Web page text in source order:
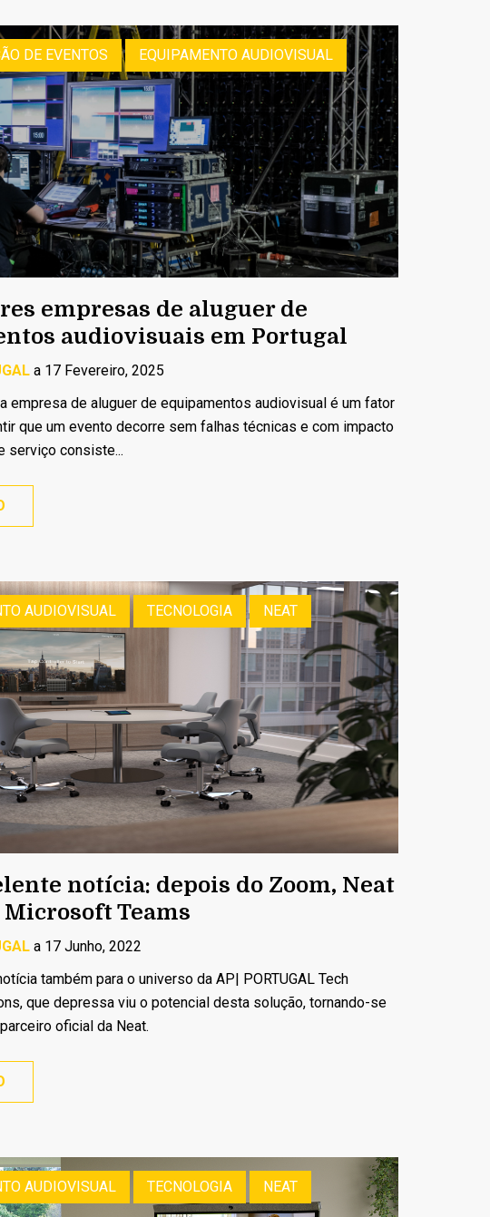
DE EVENTOS EQUIPAMENTO AUDIOVISUAL
empresas de aluguer de
audiovisuais em Portugal
a 17 Fevereiro, 2025
empresa de aluguer de equipamentos audiovisual é um fator
que um evento decorre sem falhas técnicas e com impacto
serviço consiste...
AUDIOVISUAL TECNOLOGIA NEAT
notícia: depois do Zoom, Neat
Microsoft Teams
a 17 Junho, 2022
também para o universo da AP| PORTUGAL Tech
que depressa viu o potencial desta solução, tornando-se
oficial da Neat.
AUDIOVISUAL TECNOLOGIA NEAT